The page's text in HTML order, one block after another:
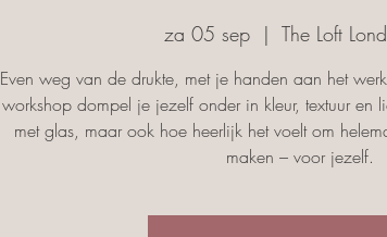
za 05 sep
  |
The Loft
Even weg van de drukte, met je handen aan het
workshop dompel je jezelf onder in kleur, textuur en
met glas, maar ook hoe heerlijk het voelt om
maken – voor jezelf.